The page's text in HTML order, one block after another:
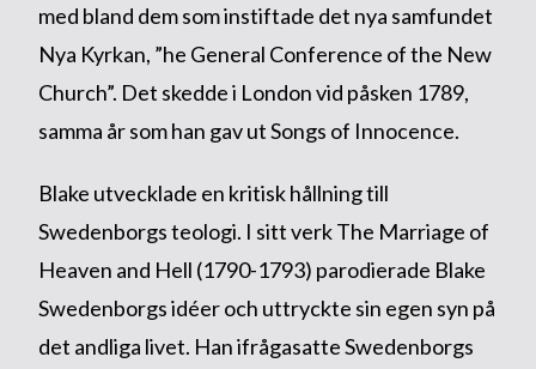
med bland dem som instiftade det nya samfundet
Nya Kyrkan, ”he General Conference of the New
Church”. Det skedde i London vid påsken 1789,
samma år som han gav ut Songs of Innocence.
Blake utvecklade en kritisk hållning till
Swedenborgs teologi. I sitt verk The Marriage of
Heaven and Hell (1790-1793) parodierade Blake
Swedenborgs idéer och uttryckte sin egen syn på
det andliga livet. Han ifrågasatte Swedenborgs